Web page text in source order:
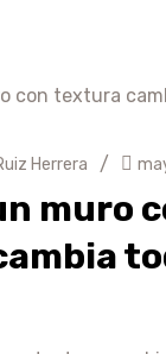
Herrera /
muro